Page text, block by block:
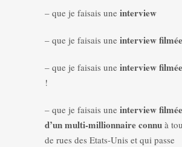
– que je faisais une interview
– que je faisais une interview filmée
– que je faisais une interview
!
– que je faisais une interview
d’un multi-millionnaire connu à
de rues des Etats-Unis et qui passe